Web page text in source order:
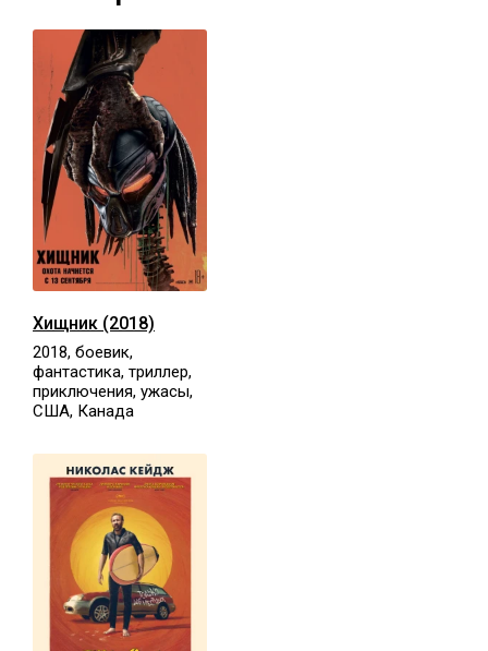
Хищник (2018)
2018, боевик,
фантастика, триллер,
приключения, ужасы,
США, Канада